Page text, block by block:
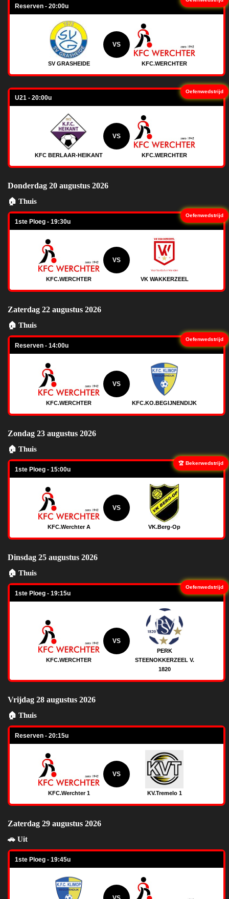
Reserven - 20:00u
SV GRASHEIDE
VS
KFC.WERCHTER
Oefenwedstrijd
U21 - 20:00u
KFC BERLAAR-HEIKANT
VS
KFC.WERCHTER
Donderdag 20 augustus 2026
🏠 Thuis
Oefenwedstrijd
1ste Ploeg - 19:30u
KFC.WERCHTER
VS
VK WAKKERZEEL
Zaterdag 22 augustus 2026
🏠 Thuis
Oefenwedstrijd
Reserven - 14:00u
KFC.WERCHTER
VS
KFC.KO.BEGIJNENDIJK
Zondag 23 augustus 2026
🏠 Thuis
🏆 Bekerwedstrijd
1ste Ploeg - 15:00u
KFC.Werchter A
VS
VK.Berg-Op
Dinsdag 25 augustus 2026
🏠 Thuis
Oefenwedstrijd
1ste Ploeg - 19:15u
KFC.WERCHTER
VS
PERK
STEENOKKERZEEL V.
1820
Vrijdag 28 augustus 2026
🏠 Thuis
Reserven - 20:15u
KFC.Werchter 1
VS
KV.Tremelo 1
Zaterdag 29 augustus 2026
🚗 Uit
1ste Ploeg - 19:45u